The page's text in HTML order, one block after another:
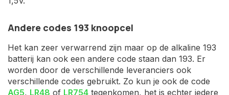
Andere codes 193 knoopcel
Het kan zeer verwarrend zijn maar op de alkaline 193
batterij kan ook een andere code staan dan 193. Er
worden door de verschillende leveranciers ook
verschillende codes gebruikt. Zo kun je ook de code
AG5, LR48 of LR754 tegenkomen, het is echter iedere